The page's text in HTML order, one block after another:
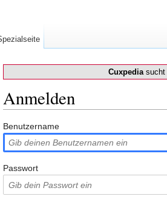
Cuxpediasucht
Anmelden
Benutzername
Passwort